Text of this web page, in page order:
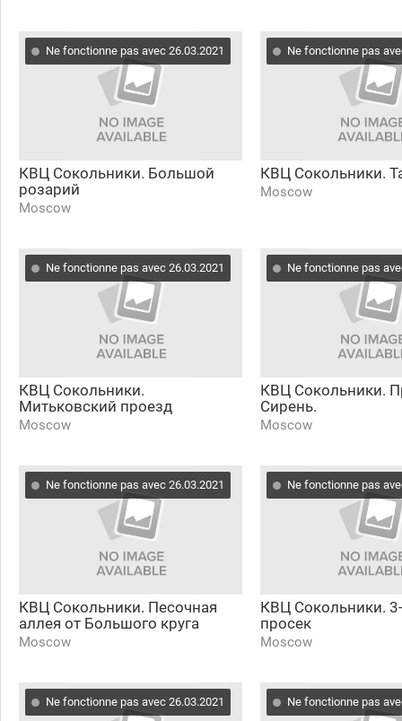
Ne fonctionne pas avec 26.03.2021
КВЦ Сокольники. Большой
розарий
Moscow
Ne fonctionne pas
КВЦ Сокольники.
Moscow
Ne fonctionne pas avec 26.03.2021
КВЦ Сокольники.
Митьковский проезд
Moscow
Ne fonctionne pas
КВЦ Сокольники.
Сирень.
Moscow
Ne fonctionne pas avec 26.03.2021
КВЦ Сокольники. Песочная
аллея от Большого круга
Moscow
Ne fonctionne pas
КВЦ Сокольники.
просек
Moscow
Ne fonctionne pas avec 26.03.2021 Ne fonctionne pas